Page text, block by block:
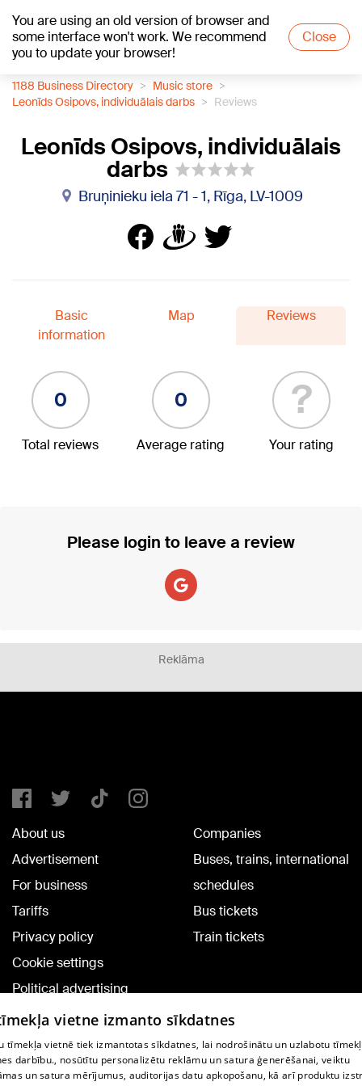
You are using an old version of browser and
some interface won't work. We recommend
you to update your browser!
Close
+20°C
1188 Business Directory
Music store
Leonīds Osipovs, individuālais darbs
Reviews
Leonīds Osipovs, individuālais
darbs
Bruņinieku iela 71 - 1, Rīga, LV-1009
Basic
information
Map Reviews
0
Total reviews
0
Average rating
?
Your rating
Please login to leave a review
Reklāma
About us
Advertisement
For business
Tariffs
Privacy policy
Cookie settings
Political advertising
Cookie policy
Commenting terms
Companies
Buses, trains, international
schedules
Bus tickets
Train tickets
TV program
vietne izmanto sīkdatnes
tīmekļa vietnē tiek izmantotas sīkdatnes, lai nodrošinātu un uzlabotu
darbību., nosūtītu personalizētu reklāmu un satura ģenerēšanai, veiktu
un satura mērījumus, auditorijas datu apkopošanu, kā arī produktu